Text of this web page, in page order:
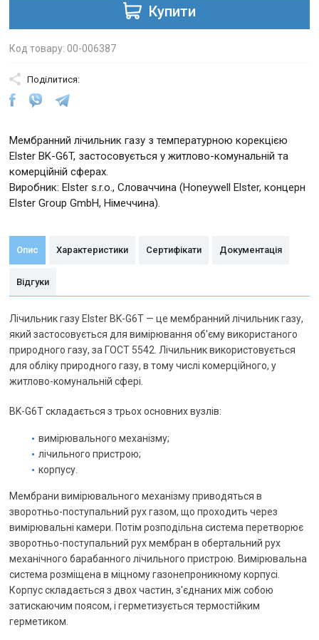
Купити
Код товару: 00-006387
Поділитися:
Мембранний лічильник газу з температурною корекцією
Elster BK-G6T, застосовується у житлово-комунальній та
комерційній сферах.
Виробник: Elster s.r.o., Словаччина (Honeywell Elster, концерн
Elster Group GmbH, Німеччина).
Опис Характеристики Сертифікати Документація
Відгуки
Лічильник газу Elster BK-G6T — це мембранний лічильник газу,
який застосовується для вимірювання об'єму використаного
природного газу, за ГОСТ 5542. Лічильник використовується
для обліку природного газу, в тому числі комерційного, у
житлово-комунальній сфері.
BK-G6T складається з трьох основних вузлів:
вимірювального механізму;
лічильного пристрою;
корпусу.
Мембрани вимірювального механізму приводяться в
зворотньо-поступальний рух газом, що проходить через
вимірювальні камери. Потім розподільна система перетворює
зворотньо-поступальний рух мембран в обертальний рух
механічного барабанного лічильного пристрою. Вимірювальна
система розміщена в міцному газонепроникному корпусі.
Корпус складається з двох частин, з'єднаних між собою
затискаючим поясом, і герметизується термостійким
герметиком.